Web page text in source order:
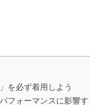
を必ず着用しよう
フォーマンスに影響